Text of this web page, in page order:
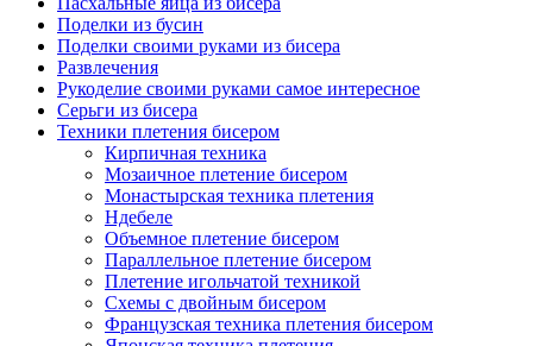
Поделки из бусин
Поделки своими руками из бисера
Развлечения
Рукоделие своими руками самое интересное
Серьги из бисера
Техники плетения бисером
Кирпичная техника
Мозаичное плетение бисером
Монастырская техника плетения
Ндебеле
Объемное плетение бисером
Параллельное плетение бисером
Плетение игольчатой техникой
Схемы с двойным бисером
Французская техника плетения бисером